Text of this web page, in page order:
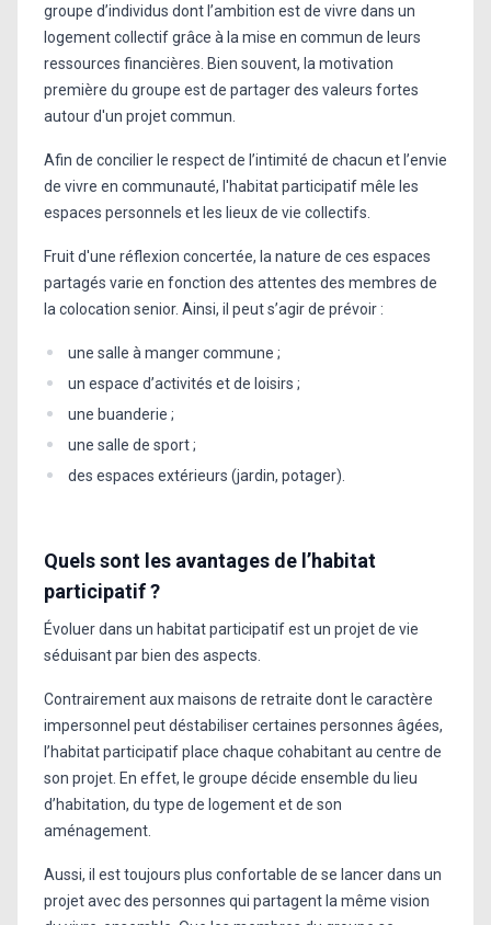
groupe d’individus dont l’ambition est de vivre dans un
logement collectif grâce à la mise en commun de leurs
ressources financières. Bien souvent, la motivation
première du groupe est de partager des valeurs fortes
autour d'un projet commun.
Afin de concilier le respect de l’intimité de chacun et l’envie
de vivre en communauté, l'habitat participatif mêle les
espaces personnels et les lieux de vie collectifs.
Fruit d'une réflexion concertée, la nature de ces espaces
partagés varie en fonction des attentes des membres de
la colocation senior. Ainsi, il peut s’agir de prévoir :
une salle à manger commune ;
un espace d’activités et de loisirs ;
une buanderie ;
une salle de sport ;
des espaces extérieurs (jardin, potager).
Quels sont les avantages de l’habitat
participatif ?
Évoluer dans un habitat participatif est un projet de vie
séduisant par bien des aspects.
Contrairement aux maisons de retraite dont le caractère
impersonnel peut déstabiliser certaines personnes âgées,
l’habitat participatif place chaque cohabitant au centre de
son projet. En effet, le groupe décide ensemble du lieu
d’habitation, du type de logement et de son
aménagement.
Aussi, il est toujours plus confortable de se lancer dans un
projet avec des personnes qui partagent la même vision